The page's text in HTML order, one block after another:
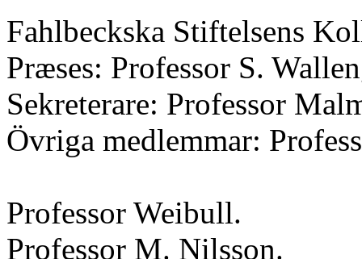
Fahlbeckska Stiftelsens
Præses: Professor S.
Sekreterare: Professor
Övriga medlemmar:
Professor Weibull.
Professor M. Nilsson.